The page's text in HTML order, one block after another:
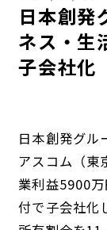
日本創発
ネス・生
子会社化
日本創発グル
アスコム（東
業利益5900
付で子会社化